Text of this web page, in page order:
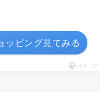
ッピング見てみる
ポチップ